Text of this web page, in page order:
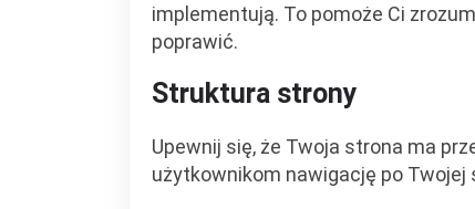
implementują. To pomoże Ci
poprawić.
Struktura strony
Upewnij się, że Twoja strona ma
użytkownikom nawigację po